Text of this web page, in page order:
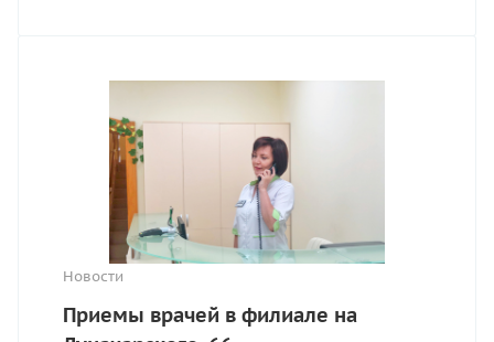
Новости
Приемы врачей в филиале на